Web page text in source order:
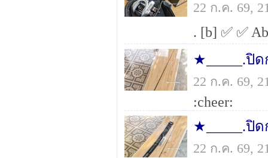
22 ก.ค. 69,
★_____.ปิ
22 ก.ค. 69,
:cheer:
★_____.ปิ
22 ก.ค. 69,